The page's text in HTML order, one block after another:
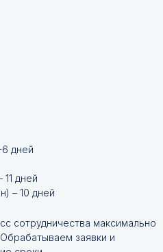
дней
дней
– 10 дней
сотрудничества максимально
заявки и